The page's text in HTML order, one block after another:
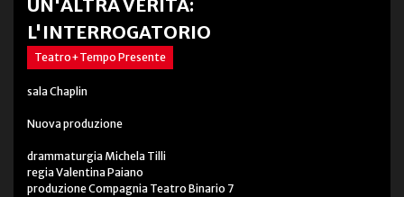
UN'ALTRA VERITÀ:
L'INTERROGATORIO
Teatro+Tempo Presente
sala Chaplin
Nuova produzione
drammaturgia Michela Tilli
regia Valentina Paiano
produzione Compagnia Teatro Binario 7